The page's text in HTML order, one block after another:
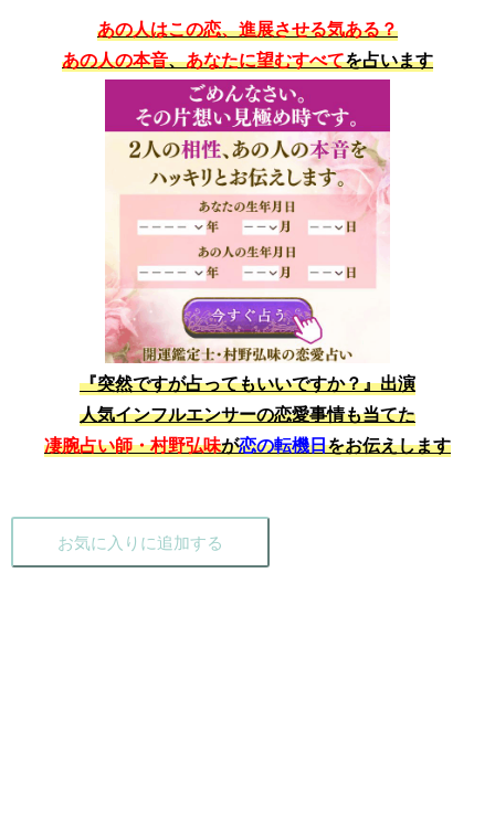
あの人はこの恋、進展させる気ある？
あの人の本音、あなたに望むすべてを占います
『突然ですが占ってもいいですか？』出演
人気インフルエンサーの恋愛事情も当てた
凄腕占い師・村野弘味が恋の転機日をお伝えします
お気に入りに追加する